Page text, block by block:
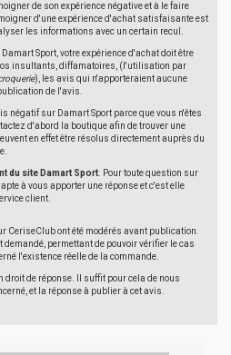
de son expérience négative et à le faire
d'une expérience d'achat satisfaisante est
les informations avec un certain recul.
Sport, votre expérience d'achat doit être
insultants, diffamatoires, (l'utilisation par
), les avis qui n'apporteraient aucune
de l'avis.
négatif sur Damart Sport parce que vous n'êtes
d'abord la boutique afin de trouver une
en effet être résolus directement auprès du
du site Damart Sport . Pour toute question sur
à vous apporter une réponse et c'est elle
client.
CeriseClub ont été modérés avant publication.
demandé, permettant de pouvoir vérifier le cas
l'existence réelle de la commande.
droit de réponse. Il suffit pour cela de nous
et la réponse à publier à cet avis.